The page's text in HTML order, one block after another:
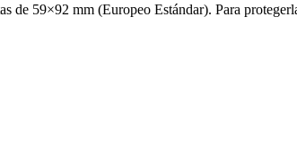
59×92 mm (Europeo Estándar). Para